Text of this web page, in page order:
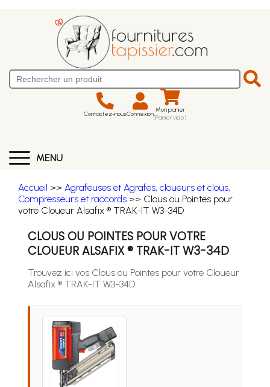
Contactez-nousConnexion Mon panier
(Panier vide)
MENU
Accueil >> Agrafeuses et Agrafes, cloueurs et clous,
Compresseurs et raccords >> Clous ou Pointes pour
votre Cloueur Alsafix ® TRAK-IT W3-34D
CLOUS OU POINTES POUR VOTRE
CLOUEUR ALSAFIX ® TRAK-IT W3-34D
Trouvez ici vos Clous ou Pointes pour votre Cloueur
Alsafix ® TRAK-IT W3-34D